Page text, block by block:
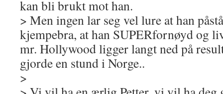
kan bli brukt mot han.
> Men ingen lar seg vel lure at han
kjempebra, at han SUPERfornøyd og
mr. Hollywood ligger langt ned på
gjorde en stund i Norge..
>